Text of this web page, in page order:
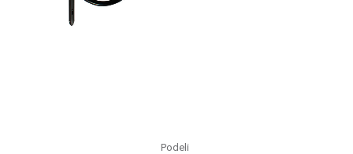
Podeli